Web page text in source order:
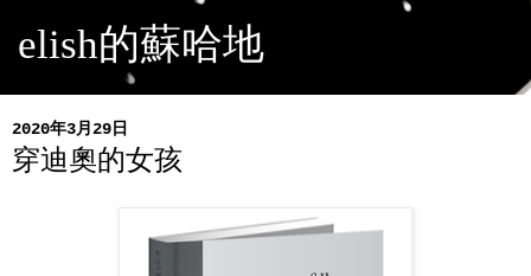
elish的蘇哈地
2020年3月29日
穿迪奧的女孩